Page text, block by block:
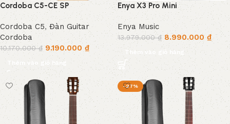
Cordoba C5-CE SP
Cordoba C5, Đàn Guitar
Cordoba
10.170.000₫ 9.190.000 ₫
Thêm vào giỏ hàng
Enya X3 Pro Mini
Enya Music
13.979.000₫ 8.990.000₫
Thêm vào giỏ hàng
-27%